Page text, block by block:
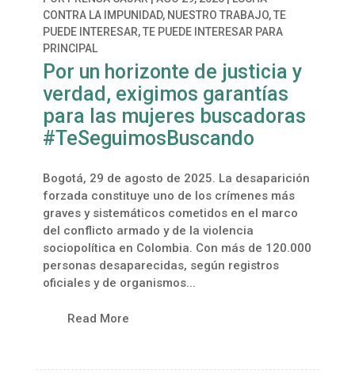
CONTRA LA IMPUNIDAD, NUESTRO TRABAJO,TE
PUEDE INTERESAR,TE PUEDE INTERESAR PARA
PRINCIPAL
Por un horizonte de justicia y
verdad, exigimos garantías
para las mujeres buscadoras
#TeSeguimosBuscando
Bogotá, 29 de agosto de 2025. La desaparición
forzada constituye uno de los crímenes más
graves y sistemáticos cometidos en el marco
del conflicto armado y de la violencia
sociopolítica en Colombia. Con más de 120.000
personas desaparecidas, según registros
oficiales y de organismos...
Read More